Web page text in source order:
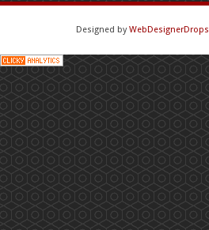
Designed byWebDesignerDrops